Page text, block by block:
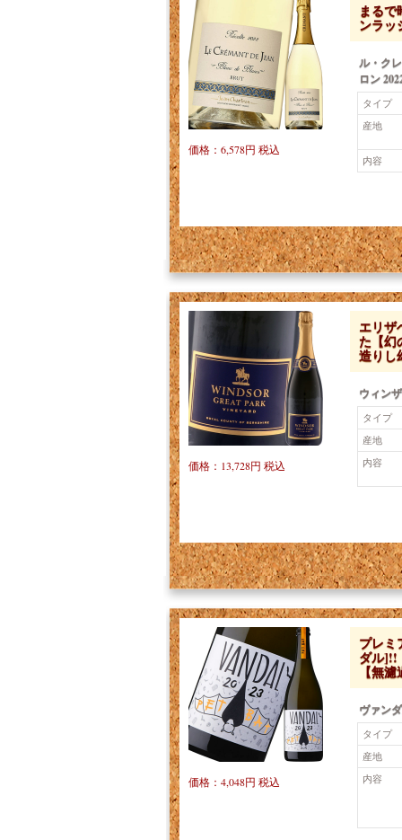
まる
ンラッ
ル・ク
ロン
タイプ
産地
内容
価格：6,578円 税込
エリザ
た【幻
造り
ウィン
タイプ
産地
内容
価格：13,728円 税込
プレミ
ダル]!!
【無
ヴァン
タイプ
産地
内容
価格：4,048円 税込